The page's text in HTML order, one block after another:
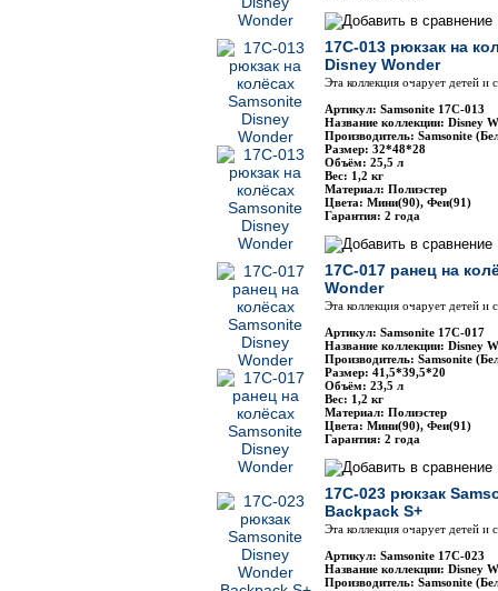
17C-013 рюкзак на
Disney Wonder
Эта коллекция очарует детей
Артикул: Samsonite 17C-013
Название коллекции: Disney
Производитель: Samsonite
Размер: 32*48*28
Объём: 25,5 л
Вес: 1,2 кг
Материал: Полиэстер
Цвета: Мини(90), Феи(91)
Гарантия: 2 года
17C-017 ранец на
Wonder
Эта коллекция очарует детей
Артикул: Samsonite 17C-017
Название коллекции: Disney
Производитель: Samsonite
Размер: 41,5*39,5*20
Объём: 23,5 л
Вес: 1,2 кг
Материал: Полиэстер
Цвета: Мини(90), Феи(91)
Гарантия: 2 года
17C-023 рюкзак
Backpack S+
Эта коллекция очарует детей
Артикул: Samsonite 17C-023
Название коллекции: Disney
Производитель: Samsonite